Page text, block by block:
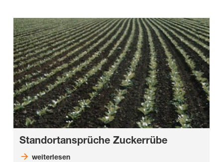
Standortansprüche Zuckerrübe
weiterlesen